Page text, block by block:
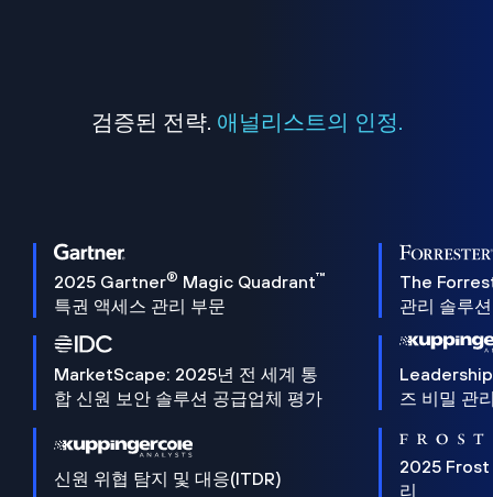
검증된 전략. 애널리스트의 인정.
2025 Gartner® Magic Quadrant™
특권 액세스 관리 부문
The
관리 솔루
MarketScape: 2025년 전 세계 통
합 신원 보안 솔루션 공급업체 평가
즈 비밀 관
신원 위협 탐지 및 대응(ITDR)
2025 Frost
리